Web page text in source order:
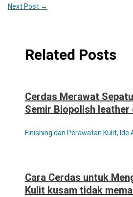
Next Post →
Related Posts
Cerdas Merawat
Semir Biopolish leather
Finishing dan Perawatan Kulit, Ide
Cara Cerdas untuk
Kulit kusam tidak